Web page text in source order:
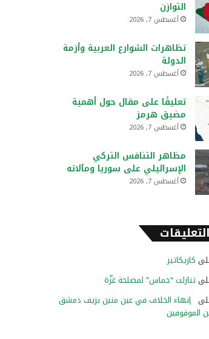
التوازن
أغسطس 7, 2026
تظاهرات الشوارع العربية وأزمة
الدولة
أغسطس 7, 2026
تعليقًا على مقال حول أهمية
مضيق هرمز
أغسطس 7, 2026
مظاهر التنافس التركي
الإسرائيلي على سوريا ومآلاته
أغسطس 7, 2026
كاريكاتير
تنازلت “حماس” لمصلحة غزّة
إنهاء الخلاف في عين منين بريف دمشق
الموقوفين